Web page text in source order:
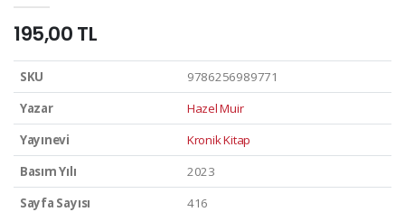
195,00 TL
SKU
9786256989771
Yazar
Hazel Muir
Yayınevi
Kronik Kitap
Basım Yılı
2023
Sayfa Sayısı
416